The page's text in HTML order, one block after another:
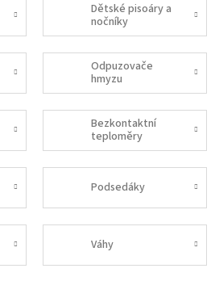
Dětské pisoáry a
nočníky
Odpuzovače
hmyzu
Bezkontaktní
teploměry
Podsedáky
Váhy